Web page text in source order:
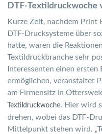
DTF-Textildruckwoche
Kurze Zeit, nachdem Print
DTF-Drucksysteme über
hatte, waren die
Textildruckbranche sehr
Interessenten einen ersten
ermöglichen, veranstaltet
am Firmensitz in
Textildruckwoche. Hier wird
drehen, wobei das DTF-
Mittelpunkt stehen wird.